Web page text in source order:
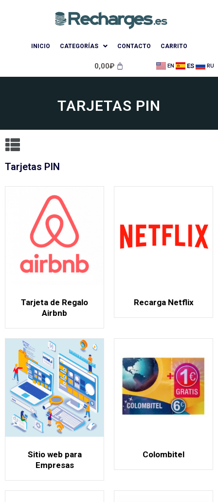
INICIO CATEGORÍAS CONTACTO CARRITO
0,00₽ EN ES RU
TARJETAS PIN
Tarjetas PIN
Tarjeta de Regalo
Airbnb
Recarga Netflix
Sitio web para
Empresas
Colombitel